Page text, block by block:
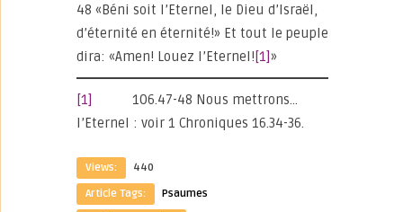
48 «Béni soit l’Eternel, le Dieu d’Israël,
d’éternité en éternité!» Et tout le peuple
dira: «Amen! Louez l’Eternel! [1] »
[1]
106.47-48 Nous mettrons…
l’Eternel : voir 1 Chroniques 16.34-36.
Views:
440
Article Tags:
Psaumes